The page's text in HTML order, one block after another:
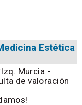
Estética
Murcia -
de valoración